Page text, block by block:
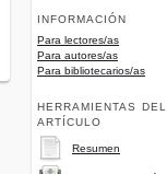
INFORMACIÓN
Para lectores/as
Para autores/as
Para bibliotecarios/as
HERRAMIENTAS DEL
ARTÍCULO
Resumen